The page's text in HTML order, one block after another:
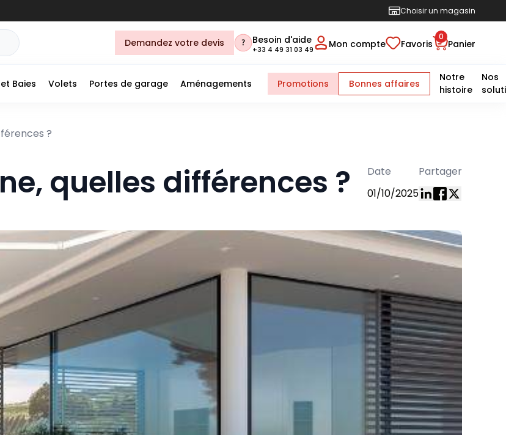
Choisir un magasin
Demandez votre devis Besoin d'aide
+33 4 49 31 03 49 Mon compte Favoris
0
Panier
Baies Volets Portes de garage Aménagements Promotions Bonnes affaires
Notre
histoire
Nos
?
quelles différences ?
Date
01/10/2025
Partager